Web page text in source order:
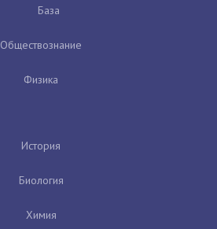
База
Обществознание
Физика
История
Биология
Химия